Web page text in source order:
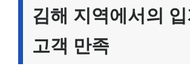
김해 지역에서의
고객 만족